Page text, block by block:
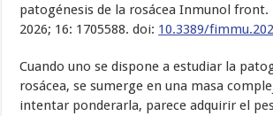
patogénesis de la rosácea Inmunol front.
2026; 16: 1705588. doi: 10.3389/
Cuando uno se dispone a estudiar la
rosácea, se sumerge en una masa
intentar ponderarla, parece adquirir el